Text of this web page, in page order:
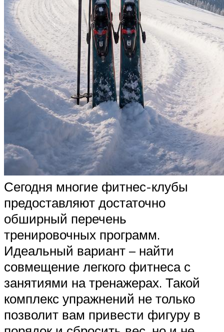
Сегодня многие фитнес-клубы
предоставляют достаточно
обширный перечень
тренировочных программ.
Идеальный вариант – найти
совмещение легкого фитнеса с
занятиями на тренажерах. Такой
комплекс упражнений не только
позволит вам привести фигуру в